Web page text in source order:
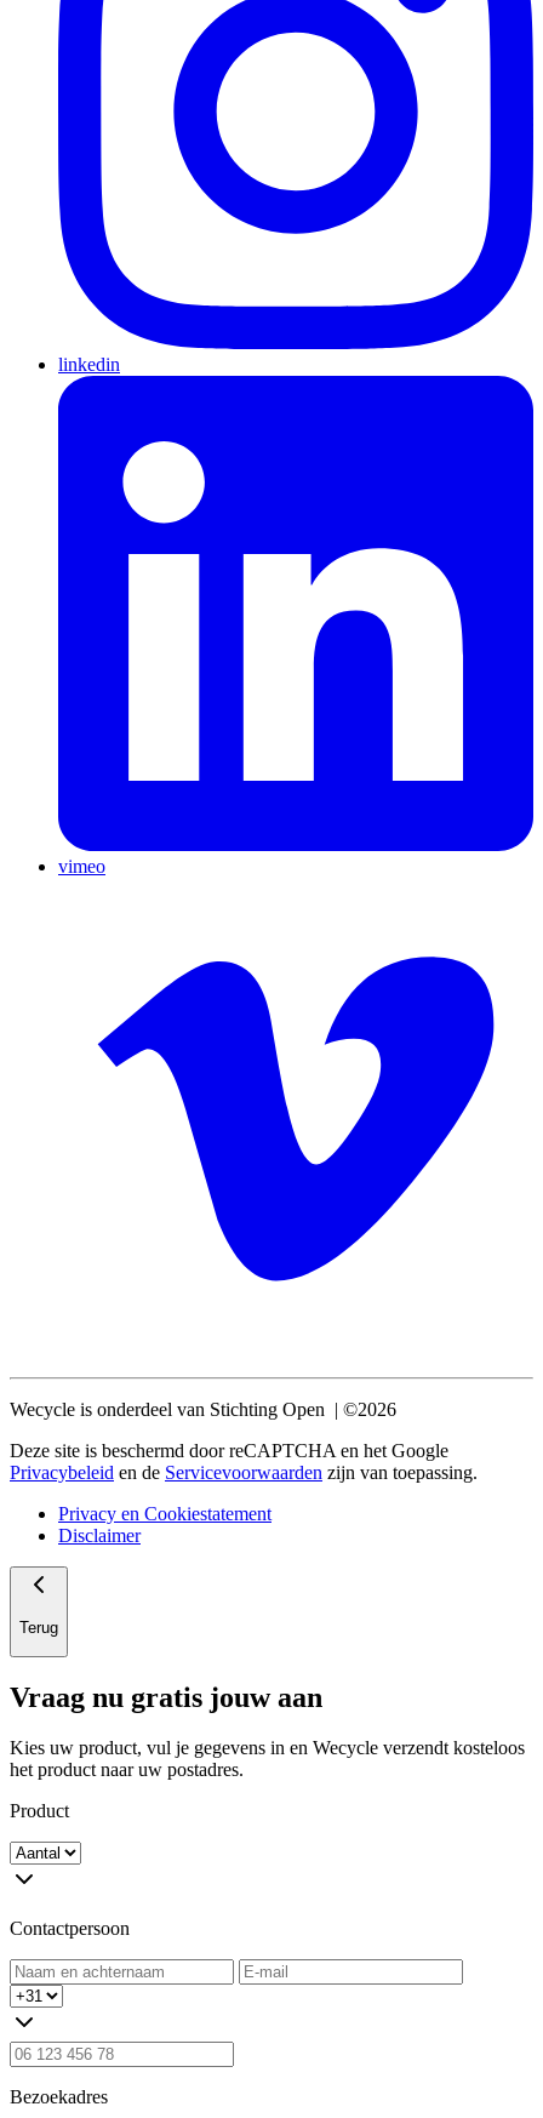
linkedin
vimeo
Wecycle is onderdeel van Stichting Open | ©2026
Deze site is beschermd door reCAPTCHA en het Google
Privacybeleid en de Servicevoorwaarden zijn van toepassing.
Privacy en Cookiestatement
Disclaimer
Terug
Vraag nu gratis jouw aan
Kies uw product, vul je gegevens in en Wecycle verzendt kosteloos
het product naar uw postadres.
Product
Contactpersoon
Bezoekadres